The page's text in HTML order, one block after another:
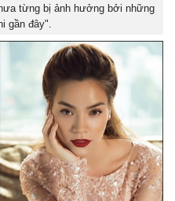
từng bị ảnh hưởng bởi những
gần đây".